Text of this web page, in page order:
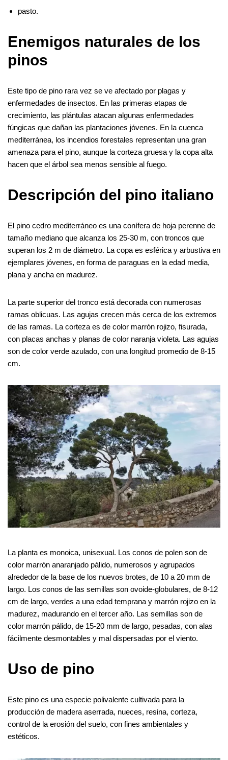
pasto.
Enemigos naturales de los
pinos
Este tipo de pino rara vez se ve afectado por plagas y
enfermedades de insectos. En las primeras etapas de
crecimiento, las plántulas atacan algunas enfermedades
fúngicas que dañan las plantaciones jóvenes. En la cuenca
mediterránea, los incendios forestales representan una gran
amenaza para el pino, aunque la corteza gruesa y la copa alta
hacen que el árbol sea menos sensible al fuego.
Descripción del pino italiano
El pino cedro mediterráneo es una conífera de hoja perenne de
tamaño mediano que alcanza los 25-30 m, con troncos que
superan los 2 m de diámetro. La copa es esférica y arbustiva en
ejemplares jóvenes, en forma de paraguas en la edad media,
plana y ancha en madurez.
La parte superior del tronco está decorada con numerosas
ramas oblicuas. Las agujas crecen más cerca de los extremos
de las ramas. La corteza es de color marrón rojizo, fisurada,
con placas anchas y planas de color naranja violeta. Las agujas
son de color verde azulado, con una longitud promedio de 8-15
cm.
La planta es monoica, unisexual. Los conos de polen son de
color marrón anaranjado pálido, numerosos y agrupados
alrededor de la base de los nuevos brotes, de 10 a 20 mm de
largo. Los conos de las semillas son ovoide-globulares, de 8-12
cm de largo, verdes a una edad temprana y marrón rojizo en la
madurez, madurando en el tercer año. Las semillas son de
color marrón pálido, de 15-20 mm de largo, pesadas, con alas
fácilmente desmontables y mal dispersadas por el viento.
Uso de pino
Este pino es una especie polivalente cultivada para la
producción de madera aserrada, nueces, resina, corteza,
control de la erosión del suelo, con fines ambientales y
estéticos.